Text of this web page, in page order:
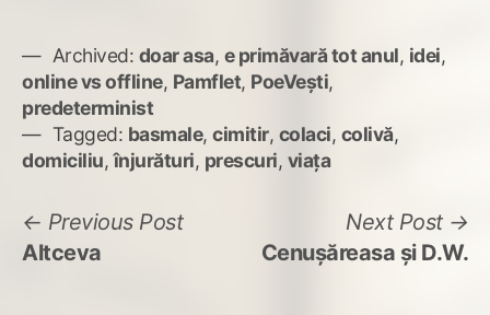
Archived: doar asa, e primăvară tot anul, idei,
online vs offline, Pamflet, PoeVești,
predeterminist
Tagged: basmale, cimitir, colaci, colivă,
domiciliu,înjurături, prescuri, viața
Navigare
în
Previous PostPrevious
Altceva
Next Post
Cenușăreasa și D.W.